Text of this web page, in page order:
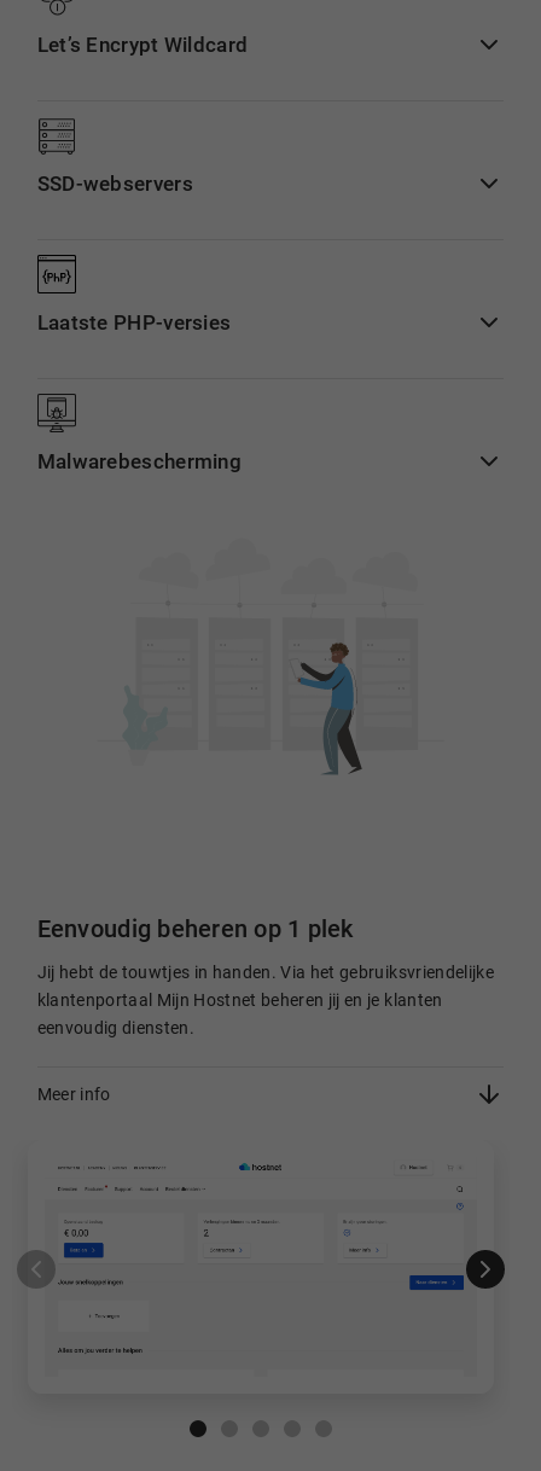
Let’s Encrypt Wildcard
SSD-webservers
Laatste PHP-versies
Malwarebescherming
Eenvoudig beheren op 1 plek
Jij hebt de touwtjes in handen. Via het gebruiksvriendelijke
klantenportaal Mijn Hostnet beheren jij en je klanten
eenvoudig diensten.
Meer info